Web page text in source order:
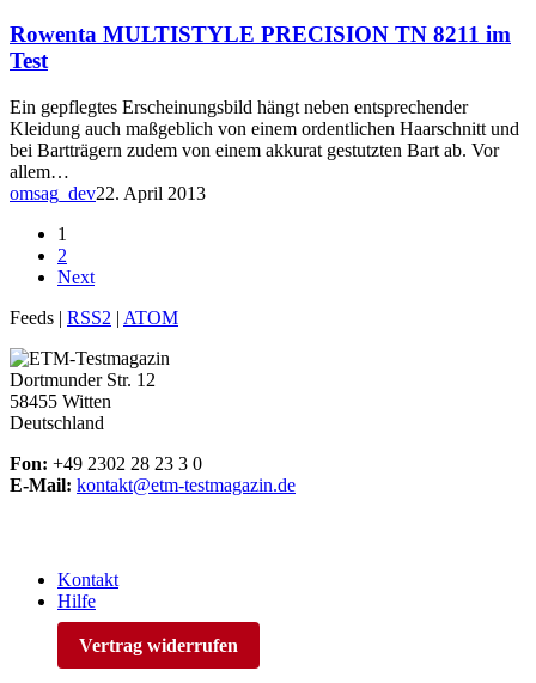
Rowenta MULTISTYLE PRECISION TN 8211 im
Test
Ein gepflegtes Erscheinungsbild hängt neben entsprechender
Kleidung auch maßgeblich von einem ordentlichen Haarschnitt und
bei Bartträgern zudem von einem akkurat gestutzten Bart ab. Vor
allem…
omsag_dev22. April 2013
1
2
Next
Feeds | RSS2 | ATOM
Dortmunder Str. 12
58455 Witten
Deutschland
Fon: +49 2302 28 23 3 0
E-Mail: kontakt@etm-testmagazin.de
Kontakt
Hilfe
Vertrag widerrufen